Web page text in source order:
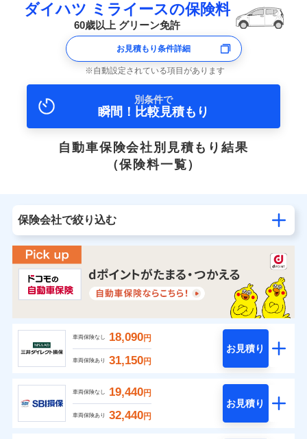
ダイハツ ミライースの保険料
60歳以上 グリーン免許
お見積もり条件詳細
自動設定されている項目があります
別条件で
瞬間！比較見積もり
自動車保険会社別見積もり結果
（保険料一覧）
保険会社で絞り込む
車両保険なし 18,090円
車両保険あり 31,150円
お見積り
車両保険なし 19,440円
車両保険あり 32,440円
お見積り